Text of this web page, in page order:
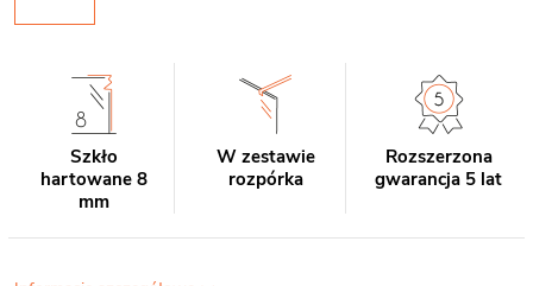
Szkło
hartowane 8
mm
W zestawie
rozpórka
Rozszerzona
gwarancja 5 lat